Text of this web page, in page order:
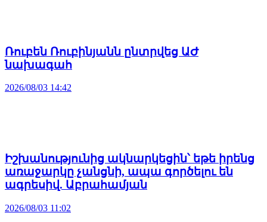
Ռուբեն Ռուբինյանն ընտրվեց ԱԺ
նախագահ
2026/08/03 14:42
Իշխանությունից ակնարկեցին՝ եթե իրենց
առաջարկը չանցնի, ապա գործելու են
ագրեսիվ. Աբրահամյան
2026/08/03 11:02